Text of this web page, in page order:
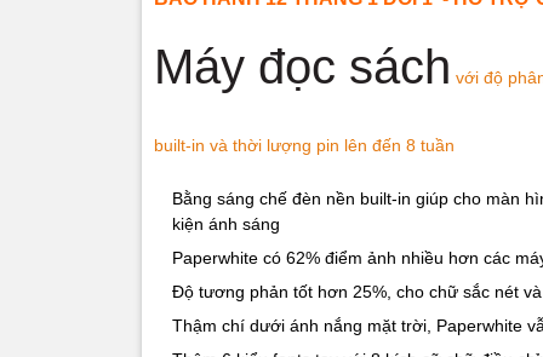
Máy đọc sách với độ
built-in và thời lượng pin lên đến 8 tuần
Bằng sáng chế đèn nền built-in giúp cho màn
kiện ánh sáng
Paperwhite có 62% điểm ảnh nhiều hơn các
Độ tương phản tốt hơn 25%, cho chữ sắc nét
Thậm chí dưới ánh nắng mặt trời, Paperwhite
Mắt bạn
trong đêm